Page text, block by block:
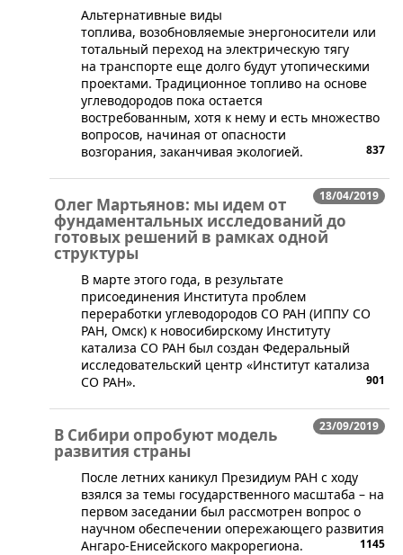
​Альтернативные виды
топлива, возобновляемые энергоносители или
тотальный переход на электрическую тягу
на транспорте еще долго будут утопическими
проектами. Традиционное топливо на основе
углеводородов пока остается
востребованным, хотя к нему и есть множество
вопросов, начиная от опасности
возгорания, заканчивая экологией.
837
18/04/2019
Олег Мартьянов: мы идем от
фундаментальных исследований до
готовых решений в рамках одной
структуры
​В марте этого года, в результате
присоединения Института проблем
переработки углеводородов СО РАН (ИППУ СО
РАН, Омск) к новосибирскому Институту
катализа СО РАН был создан Федеральный
исследовательский центр «Институт катализа
СО РАН».
901
23/09/2019
В Сибири опробуют модель
развития страны
​После летних каникул Президиум РАН с ходу
взялся за темы государственного масштаба – на
первом заседании был рассмотрен вопрос о
научном обеспечении опережающего развития
Ангаро-Енисейского макрорегиона.
1145